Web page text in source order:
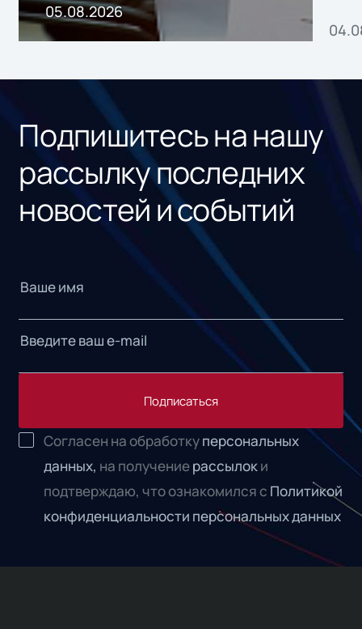
05.08.2026
Подпишитесь на нашу
рассылку последних
новостей и событий
Подписаться
Согласен на обработкуперсональных
данных, на получениерассылоки
подтверждаю, что ознакомился с Политикой
конфиденциальности персональных данных